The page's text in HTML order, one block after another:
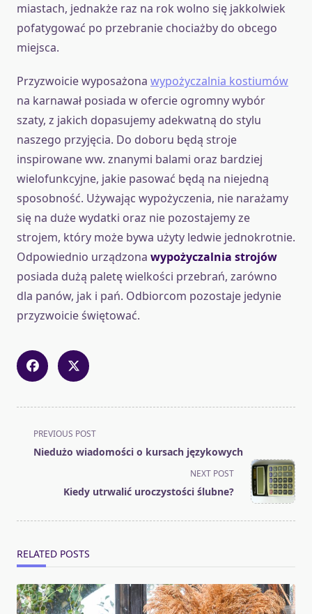
miastach, jednakże raz na rok wolno się jakkolwiek
pofatygować po przebranie chociażby do obcego
miejsca.
Przyzwoicie wyposażona wypożyczalnia kostiumów
na karnawał posiada w ofercie ogromny wybór
szaty, z jakich dopasujemy adekwatną do stylu
naszego przyjęcia. Do doboru będą stroje
inspirowane ww. znanymi balami oraz bardziej
wielofunkcyjne, jakie pasować będą na niejedną
sposobność. Używając wypożyczenia, nie narażamy
się na duże wydatki oraz nie pozostajemy ze
strojem, który może bywa użyty ledwie jednokrotnie.
Odpowiednio urządzona wypożyczalnia strojów
posiada dużą paletę wielkości przebrań, zarówno
dla panów, jak i pań. Odbiorcom pozostaje jedynie
przyzwoicie świętować.
<span
class="nav-
PREVIOUS POST
Niedużo wiadomości o kursach językowych
NEXT POST
Kiedy utrwalić uroczystości ślubne?
RELATED POSTS